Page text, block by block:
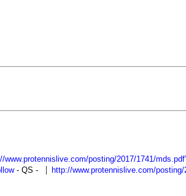
www.protennislive.com/posting/2017/1741/
- QS - | http://www.protennislive.com/